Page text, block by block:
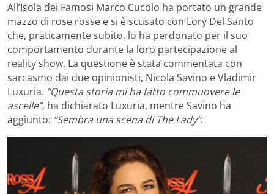
All’Isola dei Famosi Marco Cucolo ha portato un grande
mazzo di rose rosse e si è scusato con Lory Del Santo
che, praticamente subito, lo ha perdonato per il suo
comportamento durante la loro partecipazione al
reality show. La questione è stata commentata con
sarcasmo dai due opinionisti, Nicola Savino e Vladimir
Luxuria. “Questa storia mi ha fatto commuovere le
ascelle”, ha dichiarato Luxuria, mentre Savino ha
aggiunto: “Sembra una scena di The Lady”.